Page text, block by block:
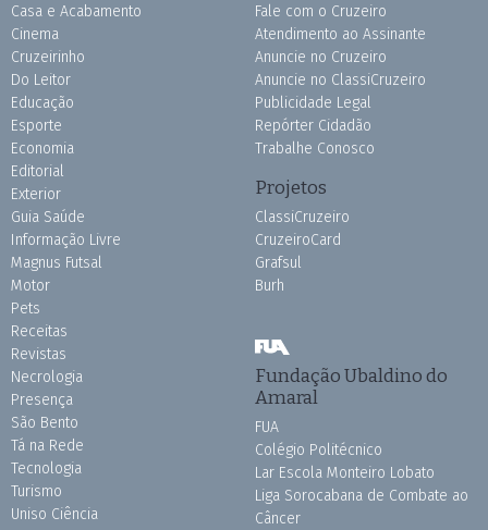
Casa e Acabamento
Cinema
Cruzeirinho
Do Leitor
Educação
Esporte
Economia
Editorial
Exterior
Guia Saúde
Informação Livre
Magnus Futsal
Motor
Pets
Receitas
Revistas
Necrologia
Presença
São Bento
Tá na Rede
Tecnologia
Turismo
Uniso Ciência
Fale com o Cruzeiro
Atendimento ao Assinante
Anuncie no Cruzeiro
Anuncie no ClassiCruzeiro
Publicidade Legal
Repórter Cidadão
Trabalhe Conosco
Projetos
ClassiCruzeiro
CruzeiroCard
Grafsul
Burh
Fundação Ubaldino do
Amaral
FUA
Colégio Politécnico
Lar Escola Monteiro Lobato
Liga Sorocabana de Combate ao
Câncer